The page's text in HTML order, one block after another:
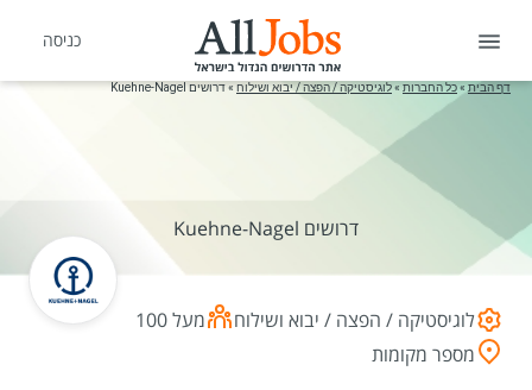
כניסה
דף הבית »כל החברות »לוגיסטיקה / הפצה / יבוא ושילוח»דרושים Kuehne-Nagel
דרושים Kuehne-Nagel
לוגיסטיקה / הפצה / יבוא ושילוח
מעל 100
מספר מקומות